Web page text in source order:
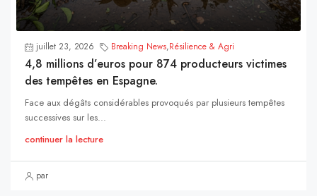
juillet 23, 2026 Breaking News,Résilience & Agri
4,8 millions d’euros pour 874 producteurs victimes
des tempêtes en Espagne.
Face aux dégâts considérables provoqués par plusieurs tempêtes
successives sur les...
continuer la lecture
par